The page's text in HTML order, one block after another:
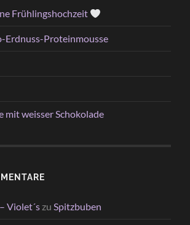
Frühlingshochzeit
Erdnuss-Proteinmousse
mit weisser Schokolade
Violet´s zuSpitzbuben